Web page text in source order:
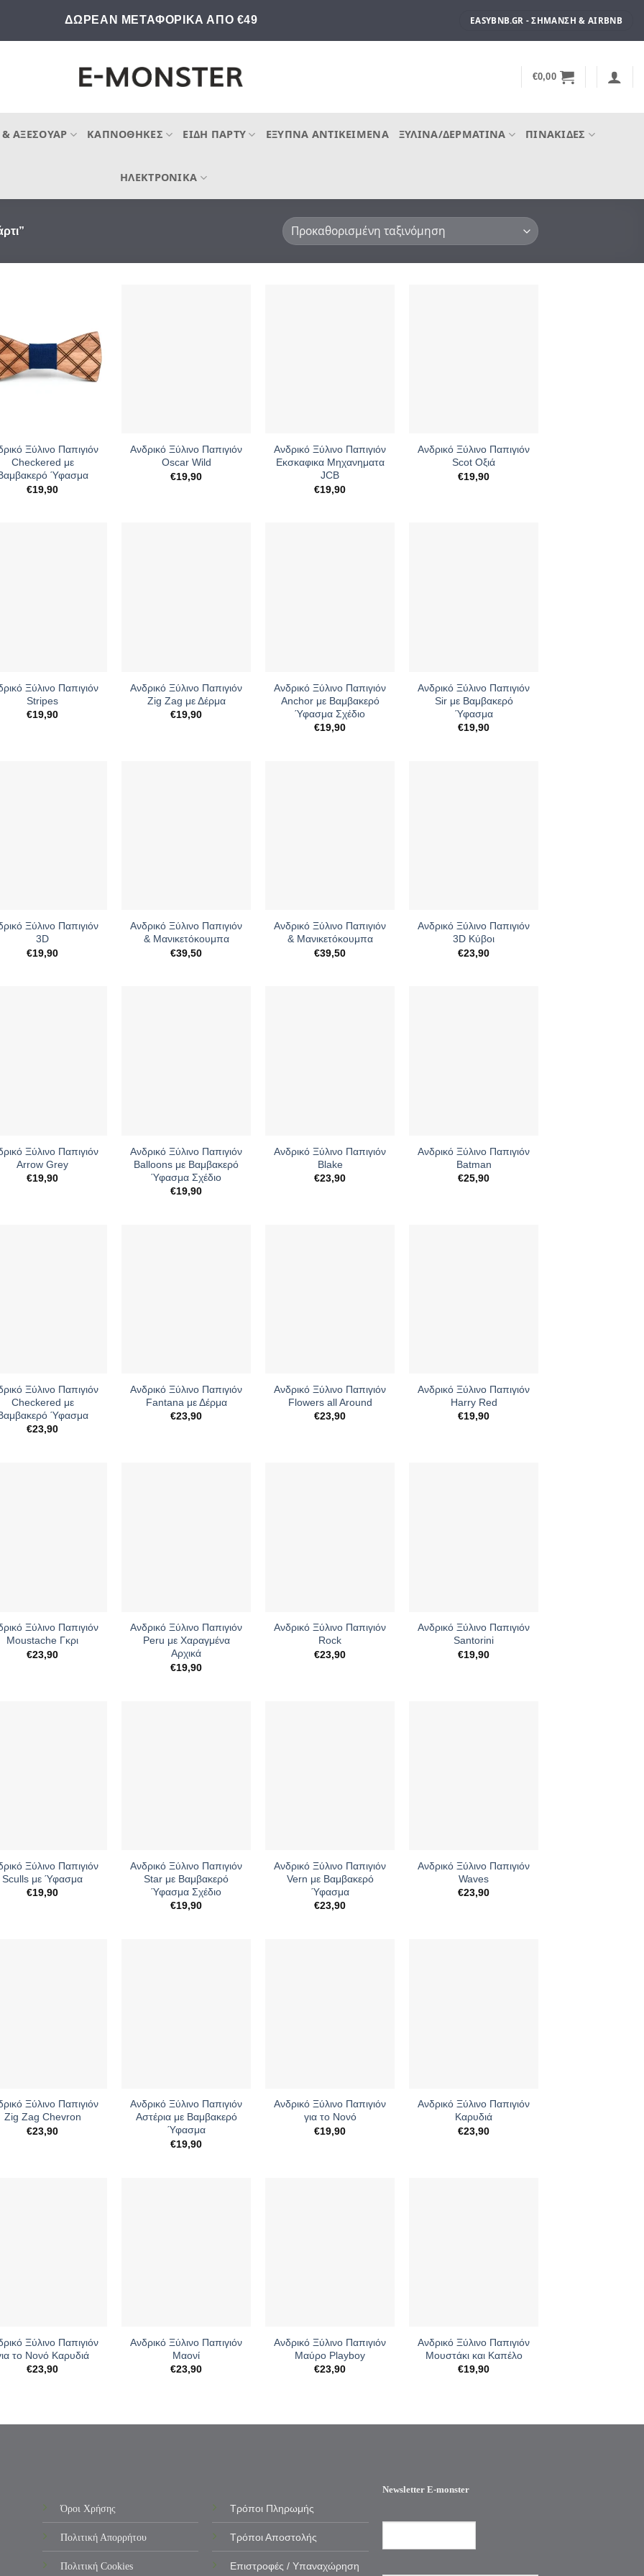
ΔΩΡΕΑΝ ΜΕΤΑΦΟΡΙΚΑ ΑΠΟ €49 EASYBNB.GR - ΣΉΜΑΝΣΗ & AIRBNB
€0,00
ΑΞΕΣΟΥΆΡ ΚΑΠΝΟΘΉΚΕΣ ΕΊΔΗ ΠΆΡΤΥ ΈΞΥΠΝΑ ΑΝΤΙΚΕΊΜΕΝΑ ΞΎΛΙΝΑ/ΔΕΡΜΆΤΙΝΑ ΠΙΝΑΚΊΔΕΣ
ΗΛΕΚΤΡΟΝΙΚΆ
Ξύλινο Παπιγιόν
Checkered με
Ύφασμα
€19,90
Ανδρικό Ξύλινο Παπιγιόν
Oscar Wild
€19,90
Ανδρικό Ξύλινο Παπιγιόν
Εκσκαφικα Μηχανηματα
JCB
€19,90
Ανδρικό Ξύλινο Παπιγιόν
Scot Οξιά
€19,90
Ξύλινο Παπιγιόν
Stripes
€19,90
Ανδρικό Ξύλινο Παπιγιόν
Zig Zag με Δέρμα
€19,90
Ανδρικό Ξύλινο Παπιγιόν
Anchor με Βαμβακερό
Ύφασμα Σχέδιο
€19,90
Ανδρικό Ξύλινο Παπιγιόν
Sir με Βαμβακερό
Ύφασμα
€19,90
Ξύλινο Παπιγιόν
3D
€19,90
Ανδρικό Ξύλινο Παπιγιόν
& Μανικετόκουμπα
€39,50
Ανδρικό Ξύλινο Παπιγιόν
& Μανικετόκουμπα
€39,50
Ανδρικό Ξύλινο Παπιγιόν
3D Κύβοι
€23,90
Ξύλινο Παπιγιόν
Arrow Grey
€19,90
Ανδρικό Ξύλινο Παπιγιόν
Balloons με Βαμβακερό
Ύφασμα Σχέδιο
€19,90
Ανδρικό Ξύλινο Παπιγιόν
Blake
€23,90
Ανδρικό Ξύλινο Παπιγιόν
Batman
€25,90
Ξύλινο Παπιγιόν
Checkered με
Ύφασμα
€23,90
Ανδρικό Ξύλινο Παπιγιόν
Fantana με Δέρμα
€23,90
Ανδρικό Ξύλινο Παπιγιόν
Flowers all Around
€23,90
Ανδρικό Ξύλινο Παπιγιόν
Harry Red
€19,90
Ξύλινο Παπιγιόν
Moustache Γκρι
€23,90
Ανδρικό Ξύλινο Παπιγιόν
Peru με Χαραγμένα
Αρχικά
€19,90
Ανδρικό Ξύλινο Παπιγιόν
Rock
€23,90
Ανδρικό Ξύλινο Παπιγιόν
Santorini
€19,90
Ξύλινο Παπιγιόν
Sculls με Ύφασμα
€19,90
Ανδρικό Ξύλινο Παπιγιόν
Star με Βαμβακερό
Ύφασμα Σχέδιο
€19,90
Ανδρικό Ξύλινο Παπιγιόν
Vern με Βαμβακερό
Ύφασμα
€23,90
Ανδρικό Ξύλινο Παπιγιόν
Waves
€23,90
Ξύλινο Παπιγιόν
Zig Zag Chevron
€23,90
Ανδρικό Ξύλινο Παπιγιόν
Αστέρια με Βαμβακερό
Ύφασμα
€19,90
Ανδρικό Ξύλινο Παπιγιόν
για το Νονό
€19,90
Ανδρικό Ξύλινο Παπιγιόν
Καρυδιά
€23,90
Ξύλινο Παπιγιόν
το Νονό Καρυδιά
€23,90
Ανδρικό Ξύλινο Παπιγιόν
Μαονί
€23,90
Ανδρικό Ξύλινο Παπιγιόν
Μαύρο Playboy
€23,90
Ανδρικό Ξύλινο Παπιγιόν
Μουστάκι και Καπέλο
€19,90
Όροι Χρήσης
Πολιτική Απορρήτου
Πολιτική Cookies
Τρόποι Πληρωμής
Τρόποι Αποστολής
Επιστροφές / Υπαναχώρηση
Newsletter E-monster